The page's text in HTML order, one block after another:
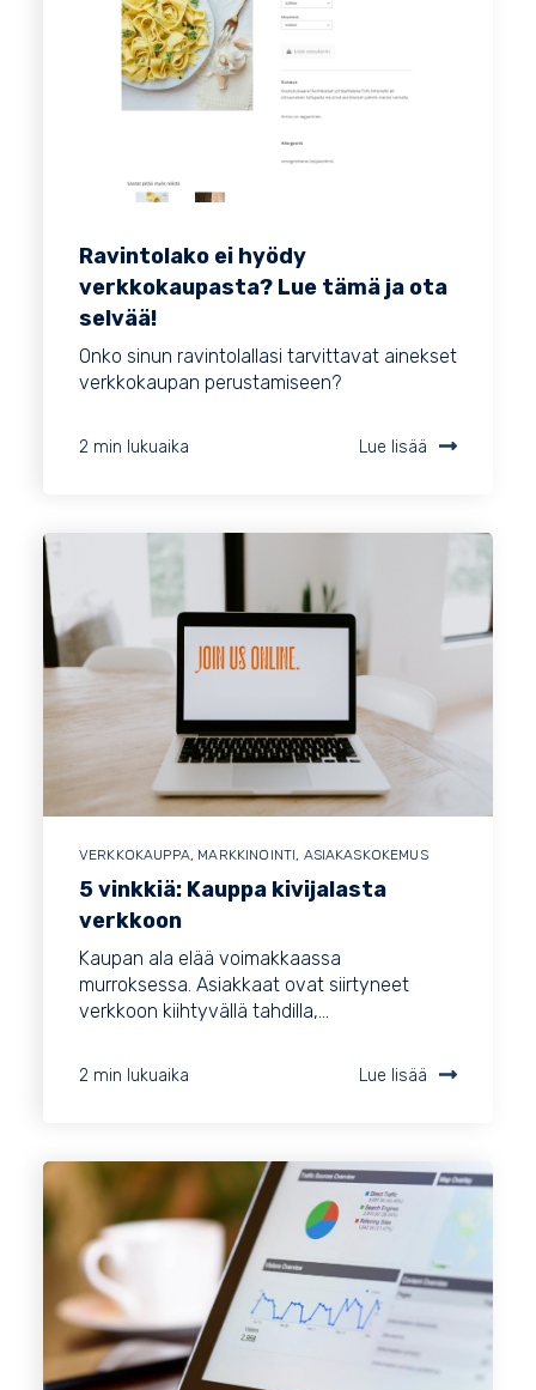
Ravintolako ei hyödy
verkkokaupasta? Lue tämä ja ota
selvää!
Onko sinun ravintolallasi tarvittavat ainekset
verkkokaupan perustamiseen?
2 min lukuaika Lue lisää
VERKKOKAUPPA, MARKKINOINTI, ASIAKASKOKEMUS
5 vinkkiä: Kauppa kivijalasta
verkkoon
Kaupan ala elää voimakkaassa
murroksessa. Asiakkaat ovat siirtyneet
verkkoon kiihtyvällä tahdilla,...
2 min lukuaika Lue lisää